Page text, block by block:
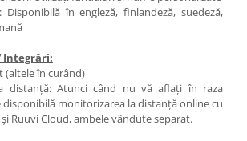
Disponibilă în engleză, finlandeză, suedeză,
Integrări:
(altele în curând)
distanță: Atunci când nu vă aflați în raza
monitorizarea la distanță online cu
Ruuvi Cloud, ambele vândute separat.